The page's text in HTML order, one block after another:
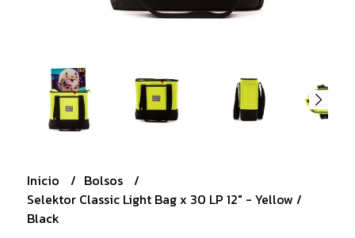
Inicio
Bolsos
Selektor Classic Light Bag x 30 LP 12" - Yellow /
Black